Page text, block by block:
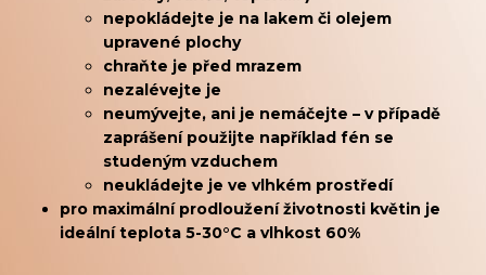
nepokládejte je na lakem či olejem
upravené plochy
chraňte je před mrazem
nezalévejte je
neumývejte, ani je nemáčejte – v případě
zaprášení použijte například fén se
studeným vzduchem
neukládejte je ve vlhkém prostředí
pro maximální prodloužení životnosti květin je
ideální teplota 5-30°C a vlhkost 60%